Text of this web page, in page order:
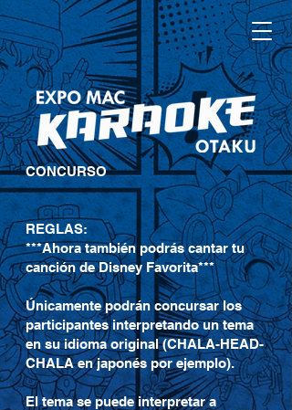
CONCURSO
REGLAS:
***Ahora también podrás cantar tu
canción de Disney Favorita***
Únicamente podrán concursar los
participantes interpretando un tema
en su idioma original (CHALA-HEAD-
CHALA en japonés por ejemplo).
El tema se puede interpretar a